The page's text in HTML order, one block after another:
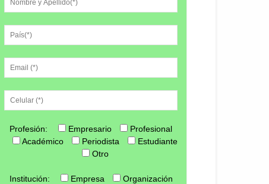
Profesión: Empresario
Profesional
Académico
Periodista
Estudiante
Otro
Institución: Empresa
Organización